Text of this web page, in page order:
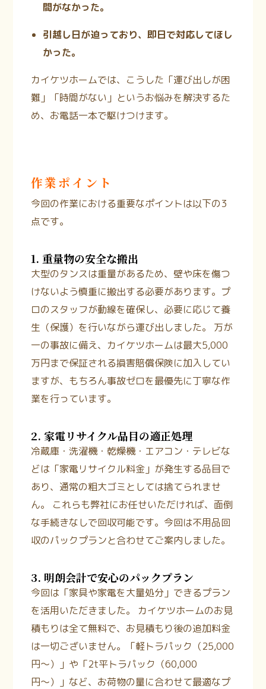
間がなかった。
引越し日が迫っており、即日で対応してほし
かった。
カイケツホームでは、こうした「運び出しが困
難」「時間がない」というお悩みを解決するた
め、お電話一本で駆けつけます。
作業ポイント
今回の作業における重要なポイントは以下の3
点です。
1. 重量物の安全な搬出
大型のタンスは重量があるため、壁や床を傷つ
けないよう慎重に搬出する必要があります。プ
ロのスタッフが動線を確保し、必要に応じて養
生（保護）を行いながら運び出しました。 万が
一の事故に備え、カイケツホームは最大5,000
万円まで保証される損害賠償保険に加入してい
ますが、もちろん事故ゼロを最優先に丁寧な作
業を行っています。
2. 家電リサイクル品目の適正処理
冷蔵庫・洗濯機・乾燥機・エアコン・テレビな
どは「家電リサイクル料金」が発生する品目で
あり、通常の粗大ゴミとしては捨てられませ
ん。
これらも弊社にお任せいただければ、面倒
な手続きなしで回収可能です。今回は不用品回
収のパックプランと合わせてご案内しました。
3. 明朗会計で安心のパックプラン
今回は「家具や家電を大量処分」できるプラン
を活用いただきました。 カイケツホームのお見
積もりは全て無料で、お見積もり後の追加料金
は一切ございません。
「軽トラパック（25,000
円〜）」や「2t平トラパック（60,000
円〜）」など、お荷物の量に合わせて最適なプ